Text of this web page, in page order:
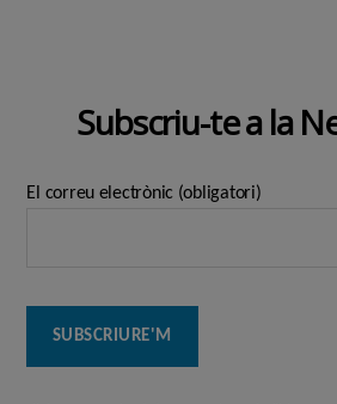
Subscriu-te a la
El correu electrònic (obligatori)